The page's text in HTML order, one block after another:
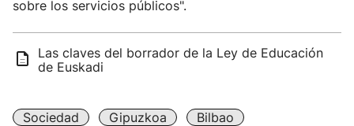
sobre los servicios públicos".
Las claves del borrador de la Ley de Educación
de Euskadi
Sociedad Gipuzkoa
Bilbao